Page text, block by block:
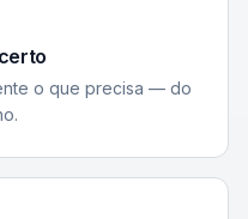
o que precisa — do